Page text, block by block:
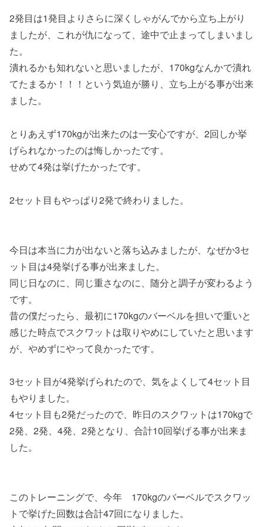
2発目は1発目よりさらに深くしゃがんでから立ち上がり
ましたが、これが仇になって、途中で止まってしまいまし
た。
潰れるかも知れないと思いましたが、170kgなんかで潰れ
てたまるか！！！という気迫が勝り、立ち上がる事が出来
ました。
とりあえず170kgが出来たのは一安心ですが、2回しか挙
げられなかったのは悔しかったです。
せめて4発は挙げたかったです。
2セット目もやっぱり2発で終わりました。
今日は本当に力が出ないと落ち込みましたが、なぜか3セ
ット目は4発挙げる事が出来ました。
同じ日なのに、同じ重さなのに、随分と調子が変わるよう
です。
昔の僕だったら、最初に170kgのバーベルを担いで重いと
感じた時点でスクワットは取りやめにしていたと思います
が、やめずにやって良かったです。
3セット目が4発挙げられたので、気をよくして4セット目
もやりました。
4セット目も2発だったので、昨日のスクワットは170kgで
2発、2発、4発、2発となり、合計10回挙げる事が出来ま
した。
このトレーニングで、今年 170kgのバーベルでスクワッ
トで挙げた回数は合計47回になりました。